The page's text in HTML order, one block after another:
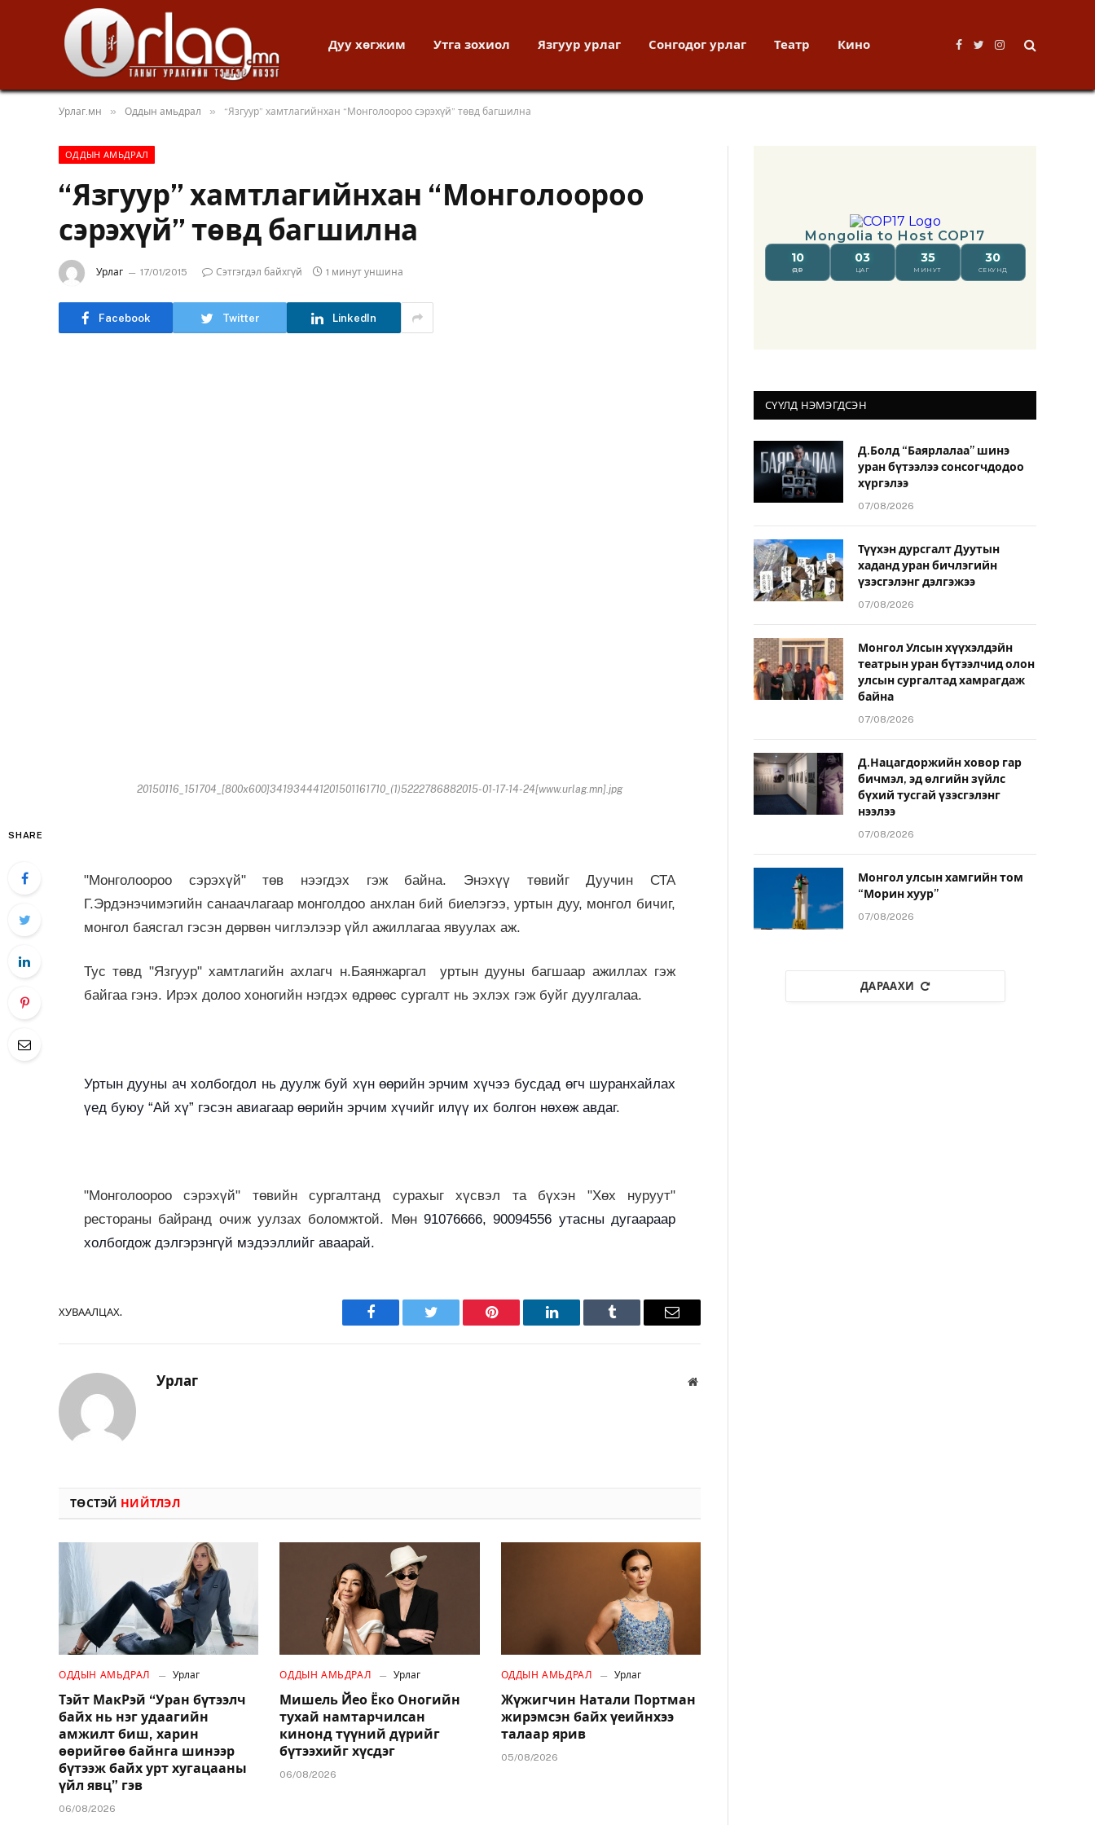
Дуу хөгжим Утга зохиол Язгуур урлаг Сонгодог урлаг Театр Кино
Facebook
TwitterInstagram
Урлаг.мн » Оддын амьдрал » “Язгуур” хамтлагийнхан “Монголоороо сэрэхүй” төвд багшилна
ОДДЫН АМЬДРАЛ
“Язгуур” хамтлагийнхан “Монголоороо
сэрэхүй” төвд багшилна
Урлаг 17/01/2015 Сэтгэгдэл байхгүй 1 минут уншина
Facebook Twitter LinkedIn
20150116_151704_[800x600]341934441201501161710_(1)5222786882015-01-17-14-24[www.urlag.mn].jpg
SHARE
"Монголоороо сэрэхүй" төв нээгдэх гэж байна. Энэхүү төвийг Дуучин СТА
Г.Эрдэнэчимэгийн санаачлагаар монголдоо анхлан бий биелэгээ, уртын дуу, монгол бичиг,
монгол баясгал гэсэн дөрвөн чиглэлээр үйл ажиллагаа явуулах аж.
Тус төвд "Язгуур" хамтлагийн ахлагч н.Баянжаргал уртын дууны багшаар ажиллах гэж
байгаа гэнэ. Ирэх долоо хоногийн нэгдэх өдрөөс сургалт нь эхлэх гэж буйг дуулгалаа.
Уртын дууны ач холбогдол нь дуулж буй хүн өөрийн эрчим хүчээ бусдад өгч шуранхайлах
үед буюу “Aй хү” гэсэн авиагаар өөрийн эрчим хүчийг илүү их болгон нөхөж авдаг.
"Монголоороо сэрэхүй" төвийн сургалтанд сурахыг хүсвэл та бүхэн "Хөх нуруут"
рестораны байранд очиж уулзах боломжтой. Мөн 91076666,90094556 утасны дугаараар
холбогдож дэлгэрэнгүй мэдээллийг аваарай.
ХУВААЛЦАХ.
Facebook Twitter Pinterest LinkedIn Tumblr Имэйл
Урлаг Вэбсайт
ТӨСТЭЙ НИЙТЛЭЛ
ОДДЫН АМЬДРАЛ Урлаг
Тэйт МакРэй “Уран бүтээлч
байх нь нэг удаагийн
амжилт биш, харин
өөрийгөө байнга шинээр
бүтээж байх урт хугацааны
үйл явц” гэв
06/08/2026
ОДДЫН АМЬДРАЛ Урлаг
Мишель Йео Ёко Оногийн
тухай намтарчилсан
кинонд түүний дүрийг
бүтээхийг хүсдэг
06/08/2026
ОДДЫН АМЬДРАЛ Урлаг
Жүжигчин Натали Портман
жирэмсэн байх үеийнхээ
талаар ярив
05/08/2026
СҮҮЛД НЭМЭГДСЭН
Д.Болд “Баярлалаа” шинэ
уран бүтээлээ сонсогчдодоо
хүргэлээ
07/08/2026
Түүхэн дурсгалт Дуутын
хаданд уран бичлэгийн
үзэсгэлэнг дэлгэжээ
07/08/2026
Монгол Улсын хүүхэлдэйн
театрын уран бүтээлчид олон
улсын сургалтад хамрагдаж
байна
07/08/2026
Д.Нацагдоржийн ховор гар
бичмэл, эд өлгийн зүйлс
бүхий тусгай үзэсгэлэнг
нээлээ
07/08/2026
Монгол улсын хамгийн том
“Морин хуур”
07/08/2026
ДАРААХИ